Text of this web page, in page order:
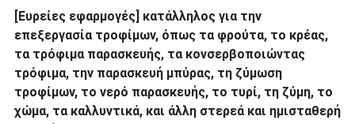
[Ευρείες εφαρμογές] κατάλληλος για την
επεξεργασία τροφίμων, όπως τα φρούτα, το κρέας,
τα τρόφιμα παρασκευής, τα κονσερβοποιώντας
τρόφιμα, την παρασκευή μπύρας, τη ζύμωση
τροφίμων, το νερό παρασκευής, το τυρί, τη ζύμη, το
χώμα, τα καλλυντικά, και άλλη στερεά και ημισταθερή